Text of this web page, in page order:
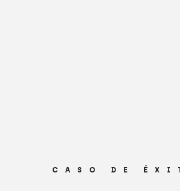
CASO DE